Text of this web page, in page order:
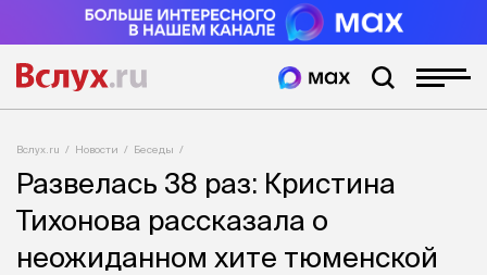
Вслух.ru Новости Беседы
Развелась 38 раз: Кристина
Тихонова рассказала о
неожиданном хите тюменской